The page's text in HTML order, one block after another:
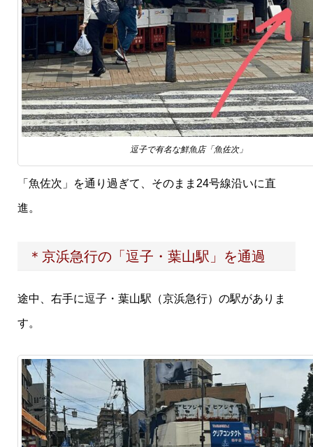
逗子で有名な鮮魚店「魚佐次」
「魚佐次」を通り過ぎて、そのまま24号線沿いに直
進。
＊京浜急行の「逗子・葉山駅」を通過
途中、右手に逗子・葉山駅（京浜急行）の駅がありま
す。